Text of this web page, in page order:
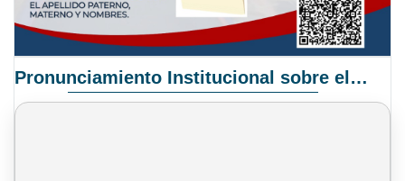
Pronunciamiento Institucional sobre el Proyecto de Ley N° 068/2025-2026 C.S.